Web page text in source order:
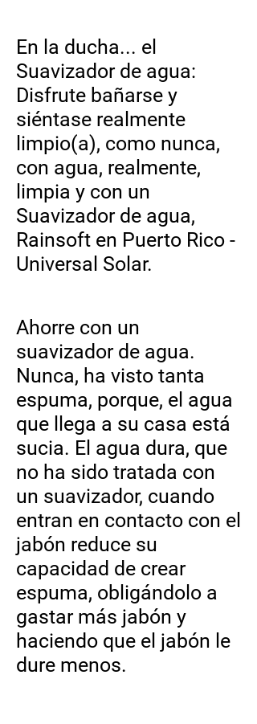
En la ducha... el
Suavizador de agua:
Disfrute bañarse y
siéntase realmente
limpio(a), como nunca,
con agua, realmente,
limpia y con un
Suavizador de agua,
Rainsoft en Puerto Rico -
Universal Solar.
Ahorre con un
suavizador de agua.
Nunca, ha visto tanta
espuma, porque, el agua
que llega a su casa está
sucia. El agua dura, que
no ha sido tratada con
un suavizador, cuando
entran en contacto con el
jabón reduce su
capacidad de crear
espuma, obligándolo a
gastar más jabón y
haciendo que el jabón le
dure menos.